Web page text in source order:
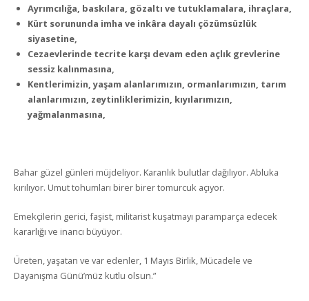
Ayrımcılığa, baskılara, gözaltı ve tutuklamalara, ihraçlara,
Kürt sorununda imha ve inkâra dayalı çözümsüzlük
siyasetine,
Cezaevlerinde tecrite karşı devam eden açlık grevlerine
sessiz kalınmasına,
Kentlerimizin, yaşam alanlarımızın, ormanlarımızın, tarım
alanlarımızın, zeytinliklerimizin, kıyılarımızın,
yağmalanmasına,
Bahar güzel günleri müjdeliyor. Karanlık bulutlar dağılıyor. Abluka
kırılıyor. Umut tohumları birer birer tomurcuk açıyor.
Emekçilerin gerici, faşist, militarist kuşatmayı paramparça edecek
kararlığı ve inancı büyüyor.
Üreten, yaşatan ve var edenler, 1 Mayıs Birlik, Mücadele ve
Dayanışma Günü’müz kutlu olsun.”